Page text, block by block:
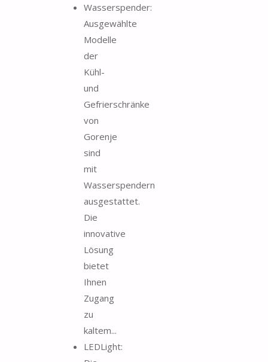
Wasserspender:
Ausgewählte
Modelle
der
Kühl-
und
Gefrierschränke
von
Gorenje
sind
mit
Wasserspendern
ausgestattet.
Die
innovative
Lösung
bietet
Ihnen
Zugang
zu
kaltem...
LEDLight: